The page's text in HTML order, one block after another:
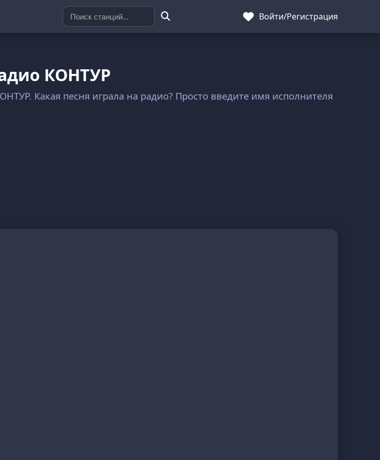
Войти/Регистрация
КОНТУР
Какая песня играла на радио? Просто введите имя исполнителя